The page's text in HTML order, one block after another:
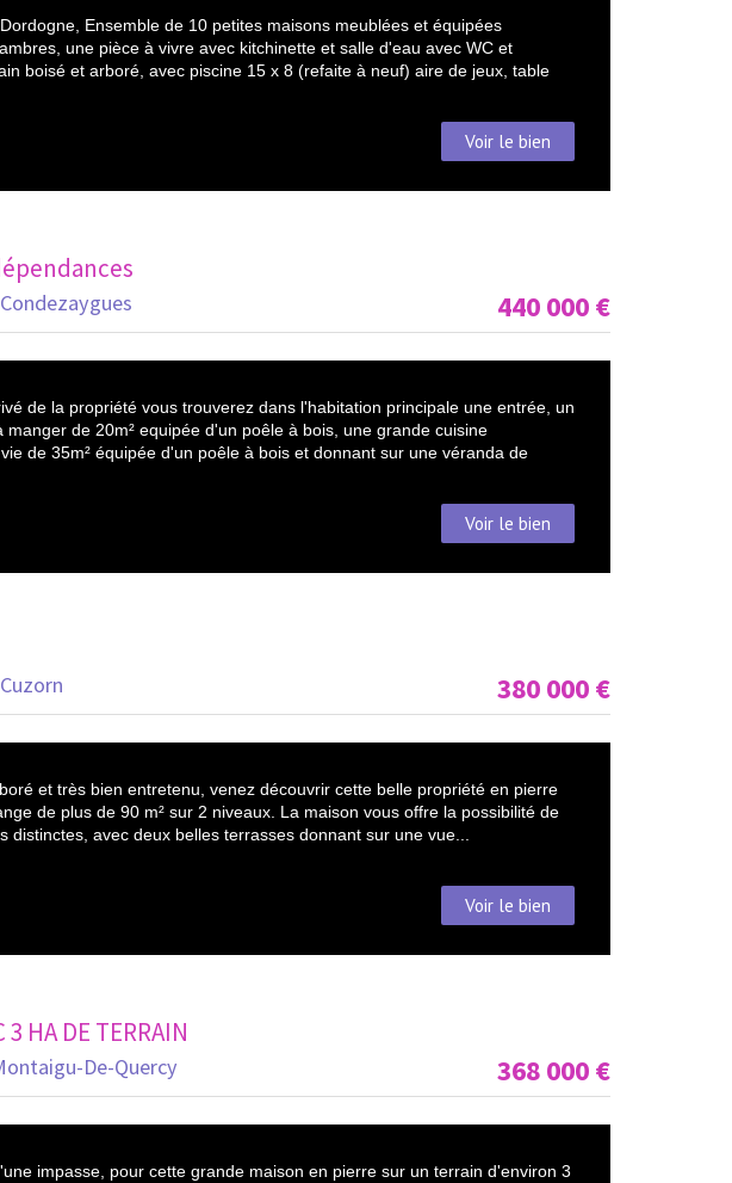
Ensemble de 10 petites maisons meublées et équipées
une pièce à vivre avec kitchinette et salle d'eau avec WC et
boisé et arboré, avec piscine 15 x 8 (refaite à neuf) aire de jeux, table
Voir le bien
440 000 €
de la propriété vous trouverez dans l'habitation principale une entrée, un
de 20m² equipée d'un poêle à bois, une grande cuisine
de 35m² équipée d'un poêle à bois et donnant sur une véranda de
Voir le bien
380 000 €
et très bien entretenu, venez découvrir cette belle propriété en pierre
de plus de 90 m² sur 2 niveaux. La maison vous offre la possibilité de
distinctes, avec deux belles terrasses donnant sur une vue...
Voir le bien
3 HA DE TERRAIN
De-Quercy 368 000 €
impasse, pour cette grande maison en pierre sur un terrain d'environ 3